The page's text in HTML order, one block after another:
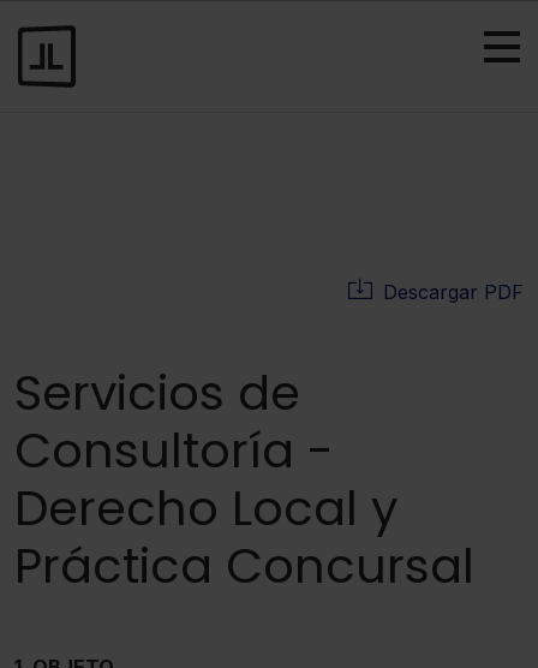
Descargar PDF
Servicios de
Consultoría -
Derecho Local y
Práctica Concursal